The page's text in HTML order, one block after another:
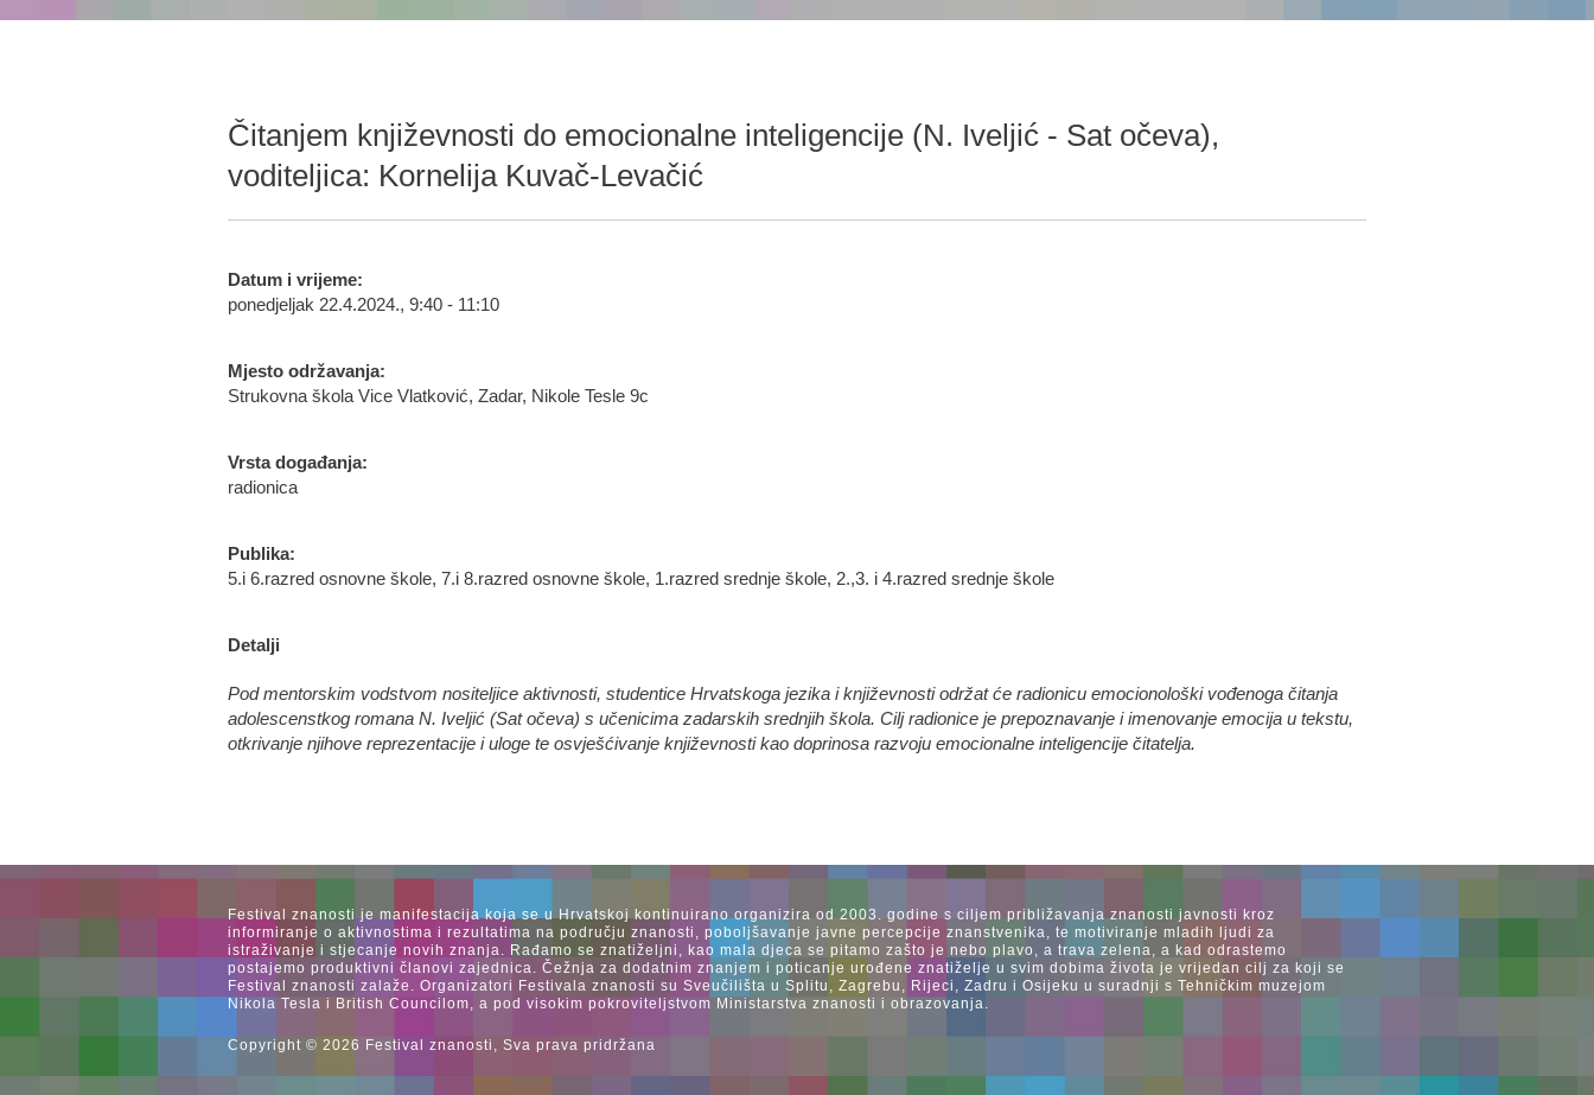
Čitanjem književnosti do emocionalne inteligencije (N. Iveljić - Sat očeva),
voditeljica: Kornelija Kuvač-Levačić
Datum i vrijeme:
ponedjeljak 22.4.2024., 9:40 - 11:10
Mjesto održavanja:
Strukovna škola Vice Vlatković, Zadar, Nikole Tesle 9c
Vrsta događanja:
radionica
Publika:
5.i 6.razred osnovne škole, 7.i 8.razred osnovne škole, 1.razred srednje škole, 2.,3. i 4.razred srednje škole
Detalji
Pod mentorskim vodstvom nositeljice aktivnosti, studentice Hrvatskoga jezika i književnosti održat će radionicu emocionološki vođenoga čitanja
adolescenstkog romana N. Iveljić (Sat očeva) s učenicima zadarskih srednjih škola. Cilj radionice je prepoznavanje i imenovanje emocija u tekstu,
otkrivanje njihove reprezentacije i uloge te osvješćivanje književnosti kao doprinosa razvoju emocionalne inteligencije čitatelja.
Festival znanosti je manifestacija koja se u Hrvatskoj kontinuirano organizira od 2003. godine s ciljem približavanja znanosti javnosti kroz
informiranje o aktivnostima i rezultatima na području znanosti, poboljšavanje javne percepcije znanstvenika, te motiviranje mladih ljudi za
istraživanje i stjecanje novih znanja. Rađamo se znatiželjni, kao mala djeca se pitamo zašto je nebo plavo, a trava zelena, a kad odrastemo
postajemo produktivni članovi zajednica. Čežnja za dodatnim znanjem i poticanje urođene znatiželje u svim dobima života je vrijedan cilj za koji se
Festival znanosti zalaže. Organizatori Festivala znanosti su Sveučilišta u Splitu, Zagrebu, Rijeci, Zadru i Osijeku u suradnji s Tehničkim muzejom
Nikola Tesla i British Councilom, a pod visokim pokroviteljstvom Ministarstva znanosti i obrazovanja.
Copyright © 2026 Festival znanosti, Sva prava pridržana